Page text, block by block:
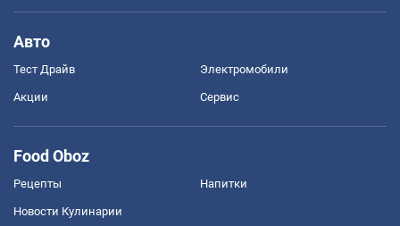
Авто
Тест Драйв Электромобили
Акции Сервис
Food Oboz
Рецепты Напитки
Новости Кулинарии